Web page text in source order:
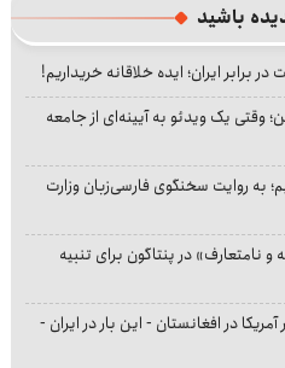
باشید
برابر ایران؛ ایده خلاقانه خریداریم!
وقتی یک ویدئو به آیینه‌ای از جامعه
به روایت سخنگوی فارسی‌زبان وزارت
نامتعارف» در پنتاگون برای تنبیه
در افغانستان - این بار در ایران -